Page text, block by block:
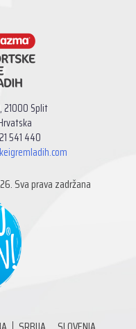
21000 Split
541 440
Sva prava zadržana